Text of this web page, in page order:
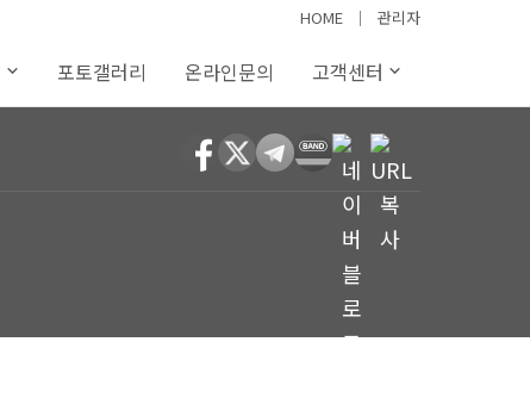
HOME │ 관리자
포토갤러리 온라인문의 고객센터